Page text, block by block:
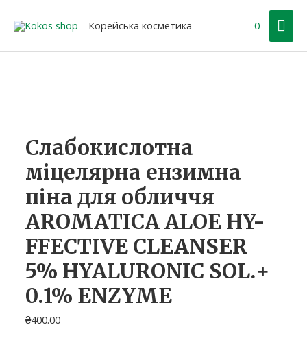
Корейська косметика 0
Слабокислотна
міцелярна ензимна
піна для обличчя
AROMATICA ALOE HY-
FFECTIVE CLEANSER
5% HYALURONIC SOL.+
0.1% ENZYME
₴400.00